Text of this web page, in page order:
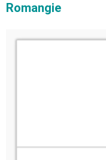
Romangie